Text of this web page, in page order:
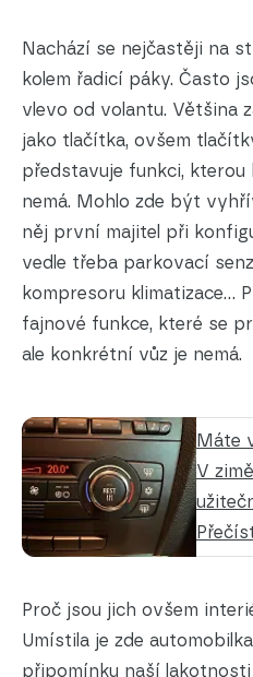
Nachází se nejčastěji na
kolem řadicí páky. Často
vlevo od volantu. Většina
jako tlačítka, ovšem
představuje funkci, kterou
nemá. Mohlo zde být
něj první majitel při
vedle třeba parkovací
kompresoru klimatizace…
fajnové funkce, které se
ale konkrétní vůz je nemá.
Máte
V
Proč jsou jich ovšem
Umístila je zde
připomínku naší